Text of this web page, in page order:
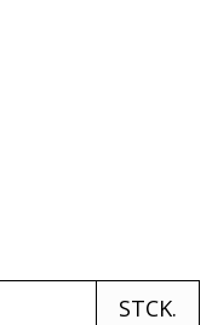
STCK.